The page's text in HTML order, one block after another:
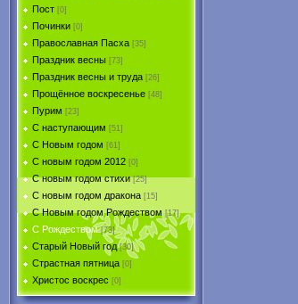
Пост [0]
Починки [0]
Православная Пасха [35]
Праздник весны [73]
Праздник весны и труда [26]
Прощённое воскресенье [48]
Пурим [23]
C наступающим [51]
С Новым годом [61]
С новым годом 2012 [0]
С новым годом стихи [25]
С новым годом дракона [15]
C Новым годом Рождеством [17]
С Рождеством [73]
Старый Новый год [30]
Страстная пятница [0]
Христоc воскрес [0]